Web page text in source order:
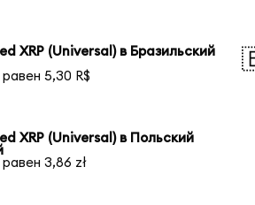
XRP (Universal) в Бразильский
равен 5,30 R$
XRP (Universal) в Польский
равен 3,86 zł